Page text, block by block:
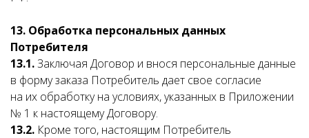
13. Обработка персональных данных
Потребителя
13.1.Заключая Договор и внося персональные данные
в форму заказа Потребитель дает свое согласие
на их обработку на условиях, указанных в Приложении
№ 1 к настоящему Договору.
13.2. Кроме того, настоящим Потребитель